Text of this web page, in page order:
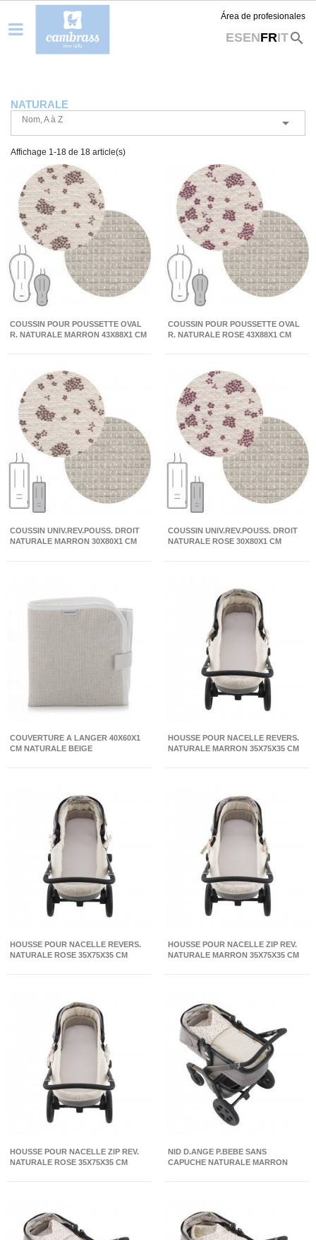
Área de profesionales
ESENFRITsearch
NATURALE
Nom, A à Z 
Affichage 1-18 de 18 article(s)
COUSSIN POUR POUSSETTE OVAL
R. NATURALE MARRON 43X88X1 CM
COUSSIN POUR POUSSETTE OVAL
R. NATURALE ROSE 43X88X1 CM
COUSSIN UNIV.REV.POUSS. DROIT
NATURALE MARRON 30X80X1 CM
COUSSIN UNIV.REV.POUSS. DROIT
NATURALE ROSE 30X80X1 CM
COUVERTURE A LANGER 40X60X1
CM NATURALE BEIGE
HOUSSE POUR NACELLE REVERS.
NATURALE MARRON 35X75X35 CM
HOUSSE POUR NACELLE REVERS.
NATURALE ROSE 35X75X35 CM
HOUSSE POUR NACELLE ZIP REV.
NATURALE MARRON 35X75X35 CM
HOUSSE POUR NACELLE ZIP REV.
NATURALE ROSE 35X75X35 CM
NID D.ANGE P.BEBE SANS
CAPUCHE NATURALE MARRON